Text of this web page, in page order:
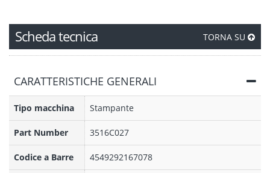
Scheda tecnica TORNA SU
CARATTERISTICHE GENERALI
Tipo macchina Stampante
Part Number 3516C027
Codice a Barre 4549292167078